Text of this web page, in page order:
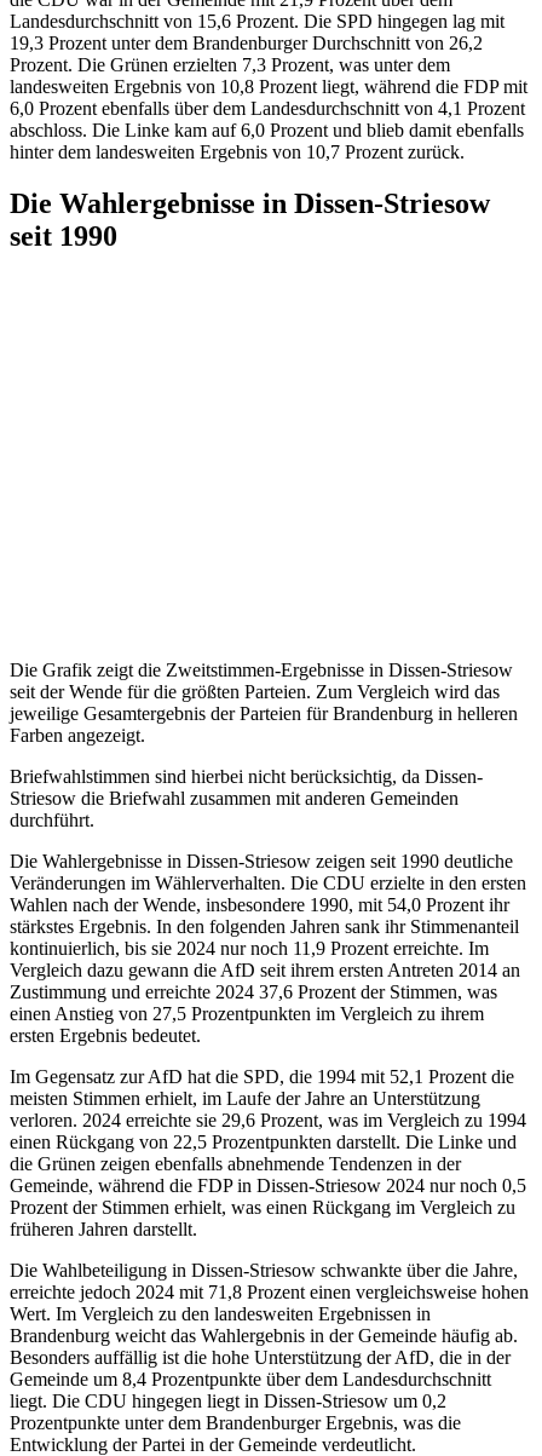
Landesdurchschnitt von 15,6 Prozent. Die SPD hingegen lag mit
19,3 Prozent unter dem Brandenburger Durchschnitt von 26,2
Prozent. Die Grünen erzielten 7,3 Prozent, was unter dem
landesweiten Ergebnis von 10,8 Prozent liegt, während die FDP mit
6,0 Prozent ebenfalls über dem Landesdurchschnitt von 4,1 Prozent
abschloss. Die Linke kam auf 6,0 Prozent und blieb damit ebenfalls
hinter dem landesweiten Ergebnis von 10,7 Prozent zurück.
Die Wahlergebnisse in Dissen-Striesow
seit 1990
Die Grafik zeigt die Zweitstimmen-Ergebnisse in Dissen-Striesow
seit der Wende für die größten Parteien. Zum Vergleich wird das
jeweilige Gesamtergebnis der Parteien für Brandenburg in helleren
Farben angezeigt.
Briefwahlstimmen sind hierbei nicht berücksichtig, da Dissen-
Striesow die Briefwahl zusammen mit anderen Gemeinden
durchführt.
Die Wahlergebnisse in Dissen-Striesow zeigen seit 1990 deutliche
Veränderungen im Wählerverhalten. Die CDU erzielte in den ersten
Wahlen nach der Wende, insbesondere 1990, mit 54,0 Prozent ihr
stärkstes Ergebnis. In den folgenden Jahren sank ihr Stimmenanteil
kontinuierlich, bis sie 2024 nur noch 11,9 Prozent erreichte. Im
Vergleich dazu gewann die AfD seit ihrem ersten Antreten 2014 an
Zustimmung und erreichte 2024 37,6 Prozent der Stimmen, was
einen Anstieg von 27,5 Prozentpunkten im Vergleich zu ihrem
ersten Ergebnis bedeutet.
Im Gegensatz zur AfD hat die SPD, die 1994 mit 52,1 Prozent die
meisten Stimmen erhielt, im Laufe der Jahre an Unterstützung
verloren. 2024 erreichte sie 29,6 Prozent, was im Vergleich zu 1994
einen Rückgang von 22,5 Prozentpunkten darstellt. Die Linke und
die Grünen zeigen ebenfalls abnehmende Tendenzen in der
Gemeinde, während die FDP in Dissen-Striesow 2024 nur noch 0,5
Prozent der Stimmen erhielt, was einen Rückgang im Vergleich zu
früheren Jahren darstellt.
Die Wahlbeteiligung in Dissen-Striesow schwankte über die Jahre,
erreichte jedoch 2024 mit 71,8 Prozent einen vergleichsweise hohen
Wert. Im Vergleich zu den landesweiten Ergebnissen in
Brandenburg weicht das Wahlergebnis in der Gemeinde häufig ab.
Besonders auffällig ist die hohe Unterstützung der AfD, die in der
Gemeinde um 8,4 Prozentpunkte über dem Landesdurchschnitt
liegt. Die CDU hingegen liegt in Dissen-Striesow um 0,2
Prozentpunkte unter dem Brandenburger Ergebnis, was die
Entwicklung der Partei in der Gemeinde verdeutlicht.